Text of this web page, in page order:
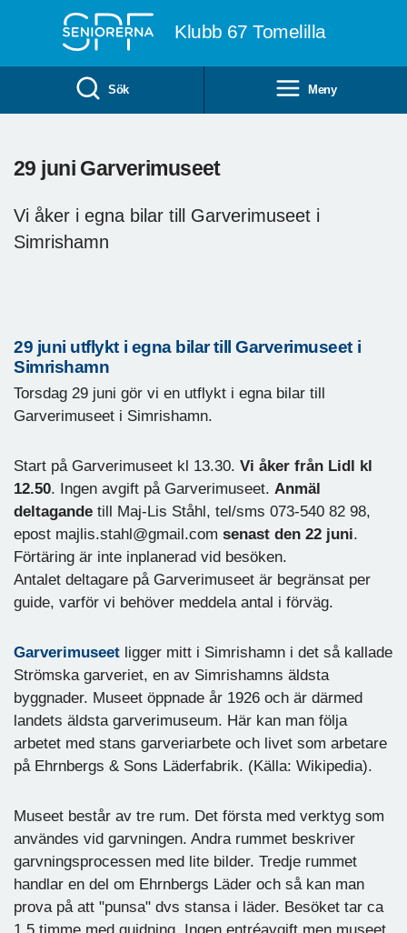
Klubb 67 Tomelilla
Sök Meny
29 juni Garverimuseet
Vi åker i egna bilar till Garverimuseet i
Simrishamn
29 juni utflykt i egna bilar till Garverimuseet i
Simrishamn
Torsdag 29 juni gör vi en utflykt i egna bilar till
Garverimuseet i Simrishamn.
Start på Garverimuseet kl 13.30. Vi åker från Lidl kl
12.50. Ingen avgift på Garverimuseet. Anmäl
deltagande till Maj-Lis Ståhl, tel/sms 073-540 82 98,
epost majlis.stahl@gmail.com senast den 22 juni.
Förtäring är inte inplanerad vid besöken.
Antalet deltagare på Garverimuseet är begränsat per
guide, varför vi behöver meddela antal i förväg.
Garverimuseet ligger mitt i Simrishamn i det så kallade
Strömska garveriet, en av Simrishamns äldsta
byggnader. Museet öppnade år 1926 och är därmed
landets äldsta garverimuseum. Här kan man följa
arbetet med stans garveriarbete och livet som arbetare
på Ehrnbergs & Sons Läderfabrik. (Källa: Wikipedia).
Museet består av tre rum. Det första med verktyg som
användes vid garvningen. Andra rummet beskriver
garvningsprocessen med lite bilder. Tredje rummet
handlar en del om Ehrnbergs Läder och så kan man
prova på att "punsa" dvs stansa i läder. Besöket tar ca